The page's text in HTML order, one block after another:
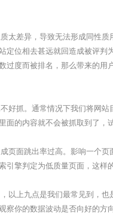
太差异，导致无法形成同性
定位相去甚远就回造成被评
过度而被排名，那么带来的
好抓。通常情况下我们将网站
面的内容就不会被抓取到了
页面跳出率过高。影响一个页
引擎判定为低质量页面，这样
以上九点是我们最常见到，也
察你的数据波动是否向好的方